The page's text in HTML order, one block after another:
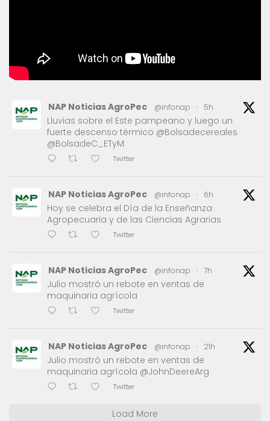
NAP Noticias AgroPec @infonap · 5h
Lluvias sobre el Este pampeano y luego un
fuerte descenso térmico @Bolsadecereales
@BolsadeC_ETyM
Twitter
NAP Noticias AgroPec @infonap · 6h
Hoy se celebra el Día de la Enseñanza
Agropecuaria y de las Ciencias Agrarias
Twitter
NAP Noticias AgroPec @infonap · 7h
Julio mostró un rebote en ventas de
maquinaria agrícola
Twitter
NAP Noticias AgroPec @infonap · 21h
Julio mostró un rebote en ventas de
maquinaria agrícola @JohnDeereArg
Twitter
Load More